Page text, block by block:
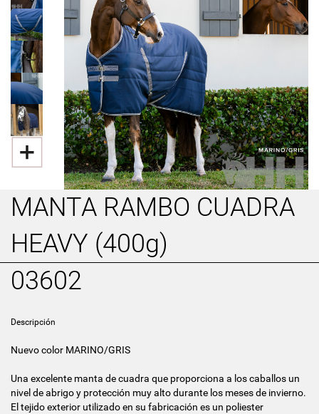
MANTA RAMBO CUADRA
HEAVY (400g)
03602
Descripción
Nuevo color MARINO/GRIS
Una excelente manta de cuadra que proporciona a los caballos un
nivel de abrigo y protección muy alto durante los meses de invierno.
El tejido exterior utilizado en su fabricación es un poliester